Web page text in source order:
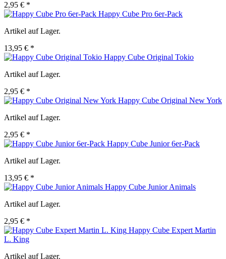
2,95 € *
Happy Cube Pro 6er-Pack
Artikel auf Lager.
13,95 € *
Happy Cube Original Tokio
Artikel auf Lager.
2,95 € *
Happy Cube Original New York
Artikel auf Lager.
2,95 € *
Happy Cube Junior 6er-Pack
Artikel auf Lager.
13,95 € *
Happy Cube Junior Animals
Artikel auf Lager.
2,95 € *
Happy Cube Expert Martin
L. King
Artikel auf Lager.